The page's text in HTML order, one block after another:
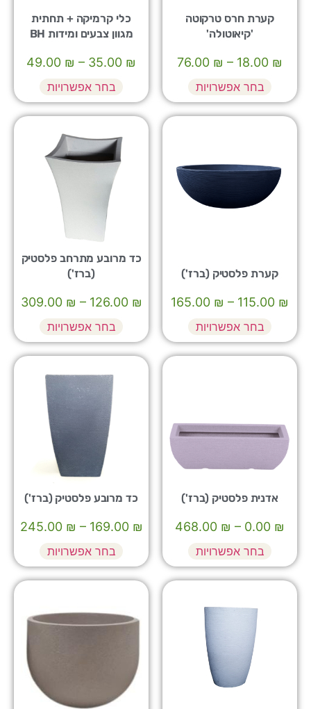
קערת חרס טרקוטה
'קיאוטולה'
₪
–
₪
בחר אפשרויות
כלי קרמיקה + תחתית
מגוון צבעים ומידות BH
₪
–
₪
בחר אפשרויות
קערת פלסטיק (ברז')
₪
–
₪
בחר אפשרויות
כד מרובע מתרחב פלסטיק
(ברז')
₪
126.00
–
₪
309.00
בחר אפשרויות
אדנית פלסטיק (ברז')
₪
–
₪
בחר אפשרויות
כד מרובע פלסטיק (ברז')
₪
169.00
–
₪
245.00
בחר אפשרויות